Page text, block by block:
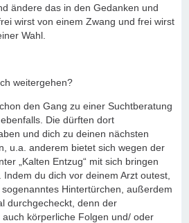
ändere das in den Gedanken und
wirst von einem Zwang und frei wirst
Wahl.
weitergehen?
den Gang zu einer Suchtberatung
Die dürften dort
und dich zu deinen nächsten
u.a. anderem bietet sich wegen der
„Kalten Entzug“ mit sich bringen
du dich vor deinem Arzt outest,
Hintertürchen, außerdem
durchgecheckt, denn der
körperliche Folgen und/ oder